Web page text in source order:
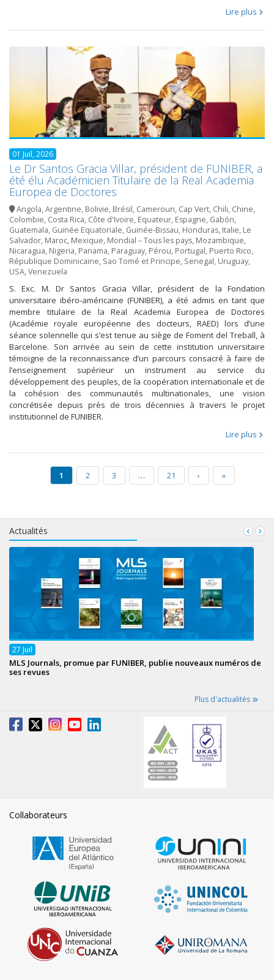
Lire plus
01 Juil, 2026
Le Dr Santos Gracia Villar, président de FUNIBER, a
été élu Académicien Titulaire de la Real Academia
Europea de Doctores
Angola,Argentine, Bolivie, Brésil, Cameroun, Cap Vert, Chili, Chine,
Colombie, Costa Rica, Côte d'Ivoire, Equateur, Espagne, Gabón,
Guatemala, Guinée Equatoriale, Guinée-Bissau, Honduras, Italie, Le
Salvador, Maroc, Mexique, Mondial – Tous les pays, Mozambique,
Nicaragua, Nigeria, Panama, Paraguay, Pérou, Portugal, Puerto Rico,
République Dominicaine, Sao Tomé et Principe, Senegal, Uruguay,
USA,Venezuela
S. Exc. M. Dr Santos Gracia Villar, président de la Fondation
universitaire ibéro-américaine (FUNIBER), a été admis en tant que
membre titulaire de la Real Academia Europea de Doctores
(Académie royale européenne des docteurs, RAED) lors d’une
séance solennelle qui s’est tenue au siège de Foment del Treball, à
Barcelone. Son arrivée au sein de cette institution universitaire
témoigne de la reconnaissance d’un parcours consacré à faire de
l’enseignement supérieur un instrument au service du
développement des peuples, de la coopération internationale et de
la cohésion des communautés multinationales, une vision
concrétisée depuis près de trois décennies à travers le projet
institutionnel de FUNIBER.
Lire plus
1 2 3 … 21 › »
Actualités
27 Juil
MLS Journals, promue par FUNIBER, publie nouveaux numéros de
ses revues
Plus d'actualités
Collaborateurs